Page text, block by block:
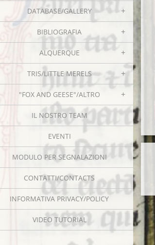
DATABASE/GALLERY
BIBLIOGRAFIA
ALQUERQUE
TRIS/LITTLE MERELS
"FOX AND GEESE"/ALTRO
IL NOSTRO TEAM
EVENTI
MODULO PER SEGNALAZIONI
CONTATTI/CONTACTS
INFORMATIVA PRIVACY/POLICY
VIDEO TUTORIAL